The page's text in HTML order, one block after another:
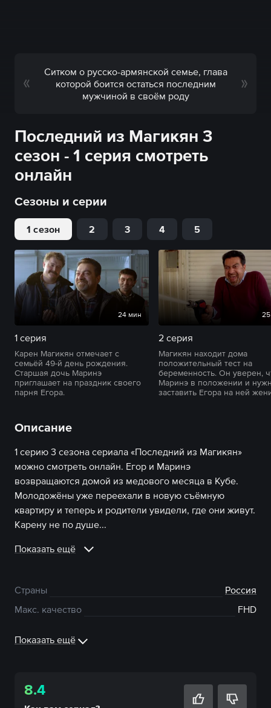
Ситком о русско-армянской семье, глава
которой боится остаться последним
мужчиной в своём роду
Последний из Магикян 3
сезон - 1 серия смотреть
онлайн
Сезоны и серии
1 сезон 2 3 4 5
24 мин
1 серия
Карен Магикян отмечает с
семьёй 49-й день рождения.
Старшая дочь Маринэ
приглашает на праздник своего
парня Егора.
2 серия
Магикян находит дома
положительный тест на
беременность. Он уверен,
Маринэ в положении и
заставить Егора на ней
Описание
1 серию 3 сезона сериала «Последний из Магикян»
можно смотреть онлайн. Егор и Маринэ
возвращаются домой из медового месяца в Кубе.
Молодожёны уже переехали в новую съёмную
квартиру и теперь и родители увидели, где они живут.
Карену не по душе...
Показать ещё
Страны
Россия
Макс. качество
FHD
Показать ещё
8.4